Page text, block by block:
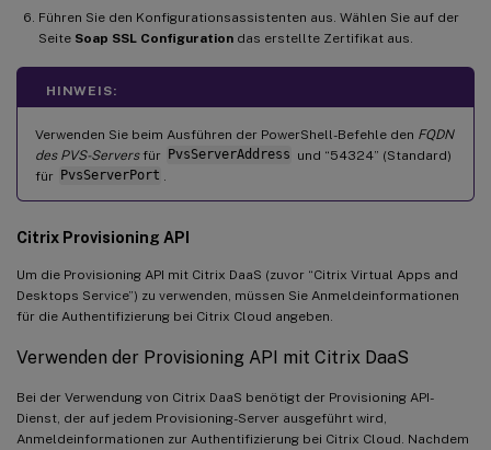
Führen Sie den Konfigurationsassistenten aus. Wählen Sie auf der
Seite Soap SSL Configuration das erstellte Zertifikat aus.
HINWEIS:
Verwenden Sie beim Ausführen der PowerShell-Befehle den FQDN
des PVS-Serversfür PvsServerAddress und “54324” (Standard)
für PvsServerPort
Citrix Provisioning API
Um die Provisioning API mit Citrix DaaS (zuvor “Citrix Virtual Apps and
Desktops Service”) zu verwenden, müssen Sie Anmeldeinformationen
für die Authentifizierung bei Citrix Cloud angeben.
Verwenden der Provisioning API mit Citrix DaaS
Bei der Verwendung von Citrix DaaS benötigt der Provisioning API-
Dienst, der auf jedem Provisioning-Server ausgeführt wird,
Anmeldeinformationen zur Authentifizierung bei Citrix Cloud. Nachdem